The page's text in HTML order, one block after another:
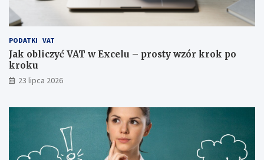
PODATKI VAT
Jak obliczyć VAT w Excelu – prosty wzór krok po
kroku
23 lipca 2026